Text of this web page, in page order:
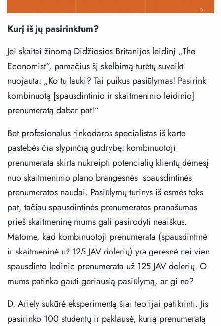
Kurį iš jų pasirinktum?
Jei skaitai žinomą Didžiosios Britanijos leidinį „The
Economist“, pamačius šį skelbimą turėtų suveikti
nuojauta: „Ko tu lauki? Tai puikus pasiūlymas! Pasirink
kombinuotą [spausdintinio ir skaitmeninio leidinio]
prenumeratą dabar pat!“
Bet profesionalus rinkodaros specialistas iš karto
pastebės čia slypinčią gudrybę: kombinuotoji
prenumerata skirta nukreipti potencialių klientų dėmesį
nuo skaitmeninio plano brangesnės spausdintinės
prenumeratos naudai. Pasiūlymų turinys iš esmės toks
pat, tačiau spausdintinės prenumeratos pranašumas
prieš skaitmeninę mums gali pasirodyti neaiškus.
Matome, kad kombinuotoji prenumerata (spausdintinė
ir skaitmeninė už 125 JAV dolerių) yra geresnė nei vien
spausdinto ledinio prenumerata už 125 JAV dolerių. O
mums patinka gauti geriausią pasiūlymą, ar gi ne?
D. Ariely sukūrė eksperimentą šiai teorijai patikrinti. Jis
pasirinko 100 studentų ir paklausė, kurią prenumeratą